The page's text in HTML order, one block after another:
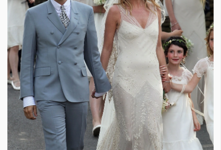
КАТЕГОРИИ
Wine&Dine
Подкасти
Мода
Dialogue
Изкуство
ЗА НАС
Условия за
ползване
За нас
Реклама
Политика за